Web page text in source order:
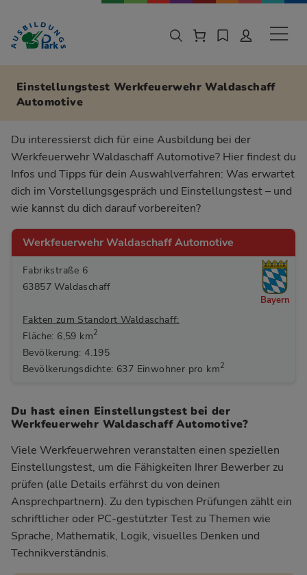
Zur Navigation springen
Zu den Hauptinhalten springen
Einstellungstest Werkfeuerwehr Waldaschaff
Automotive
Du interessierst dich für eine Ausbildung bei der
Werkfeuerwehr Waldaschaff Automotive? Hier findest du
Infos und Tipps für dein Auswahlverfahren: Was erwartet
dich im Vorstellungsgespräch und Einstellungstest – und
wie kannst du dich darauf vorbereiten?
Werkfeuerwehr Waldaschaff Automotive
Fabrikstraße 6
63857 Waldaschaff
Fakten zum Standort Waldaschaff:
Fläche: 6,59 km2
Bevölkerung: 4.195
Bevölkerungsdichte: 637 Einwohner pro km2
Bayern
Du hast einen Einstellungstest bei der
Werkfeuerwehr Waldaschaff Automotive?
Viele Werkfeuerwehren veranstalten einen speziellen
Einstellungstest, um die Fähigkeiten Ihrer Bewerber zu
prüfen (alle Details erfährst du von deinen
Ansprechpartnern). Zu den typischen Prüfungen zählt ein
schriftlicher oder PC-gestützter Test zu Themen wie
Sprache, Mathematik, Logik, visuelles Denken und
Technikverständnis.